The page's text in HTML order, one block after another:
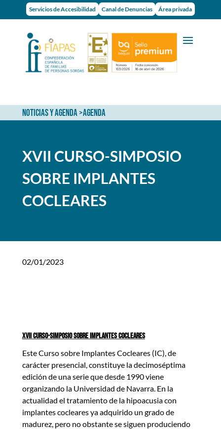
Servicios de Accesibilidad Canal de Denuncias Área privada
NOTICIAS Y AGENDA>AGENDA
XVII CURSO-SIMPOSIO
SOBRE IMPLANTES
COCLEARES
02/01/2023
XVII CURSO-SIMPOSIO SOBRE IMPLANTES COCLEARES
Este Curso sobre Implantes Cocleares (IC), de
carácter presencial, constituye la decimoséptima
edición de una serie que desde 1990 viene
organizando la Universidad de Navarra. En la
actualidad el tratamiento de la hipoacusia con
implantes cocleares ya adquirido un grado de
madurez, pero no obstante se siguen produciendo